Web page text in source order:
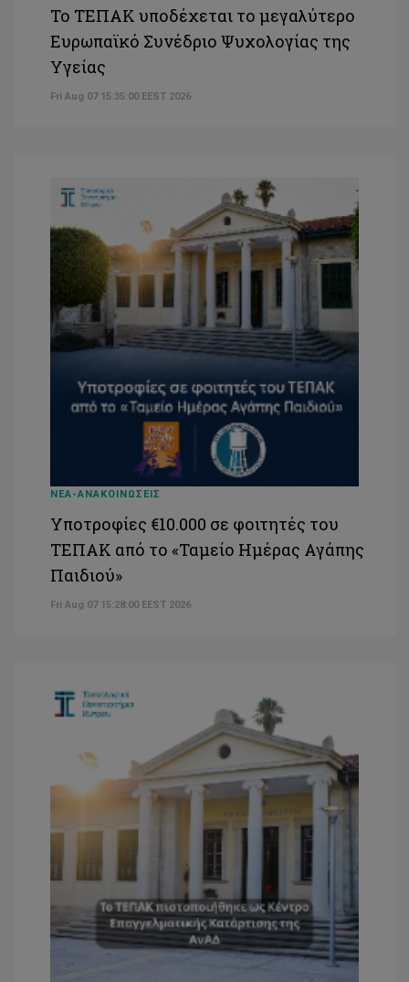
Το ΤΕΠΑΚ υποδέχεται το μεγαλύτερο
Ευρωπαϊκό Συνέδριο Ψυχολογίας της
Υγείας
Fri Aug 07 15:35:00 EEST 2026
ΝΕΑ-ΑΝΑΚΟΙΝΩΣΕΙΣ
Υποτροφίες €10.000 σε φοιτητές του
ΤΕΠΑΚ από το «Ταμείο Ημέρας Αγάπης
Παιδιού»
Fri Aug 07 15:28:00 EEST 2026